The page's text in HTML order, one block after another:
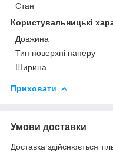
Стан
Користувальницькі
Довжина
Тип поверхні паперу
Ширина
Приховати
Умови доставки
Доставка здійснюється